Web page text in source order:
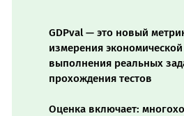
GDPval — это новый
измерения
выполнения реальных
прохождения тестов
Оценка включает: